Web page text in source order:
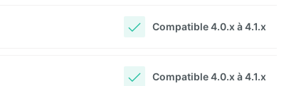
Compatible 4.0.x à 4.1.x
Compatible 4.0.x à 4.1.x